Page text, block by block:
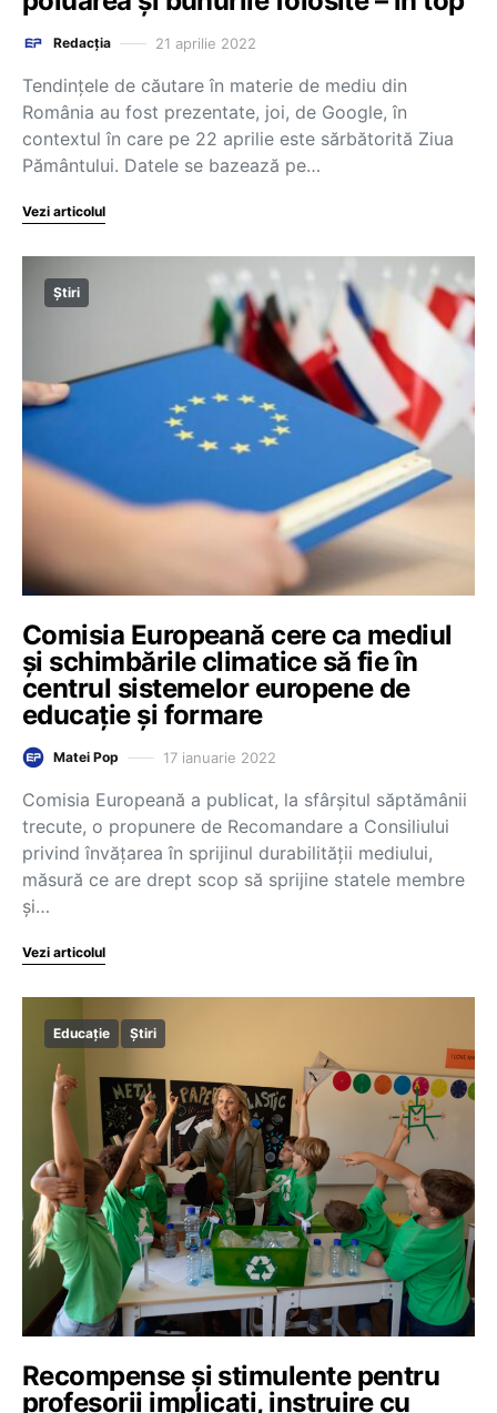
Redacția 21 aprilie 2022
Tendințele de căutare în materie de mediu din
România au fost prezentate, joi, de Google, în
contextul în care pe 22 aprilie este sărbătorită Ziua
Pământului. Datele se bazează pe…
Vezi articolul
Știri
Comisia Europeană cere ca mediul
și schimbările climatice să fie în
centrul sistemelor europene de
educație și formare
Matei Pop 17 ianuarie 2022
Comisia Europeană a publicat, la sfârșitul săptămânii
trecute, o propunere de Recomandare a Consiliului
privind învățarea în sprijinul durabilității mediului,
măsură ce are drept scop să sprijine statele membre
și…
Vezi articolul
Educație Știri
Recompense și stimulente pentru
profesorii implicați, instruire cu